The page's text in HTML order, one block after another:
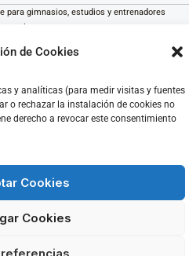
de Cookies
y analíticas (para medir visitas y fuentes
o rechazar la instalación de cookies no
derecho a revocar este consentimiento
Cookies
Cookies
para gimnasios, estudios y entrenadores